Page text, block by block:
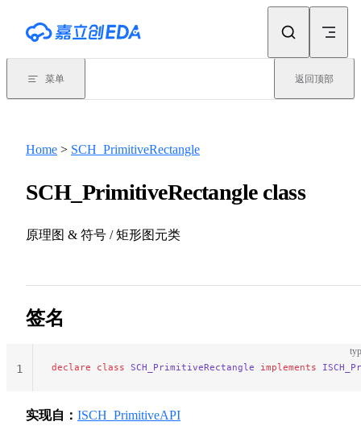
菜单 返回顶部
Home > SCH_PrimitiveRectangle
SCH_PrimitiveRectangle class
原理图 & 符号 / 矩形图元类
签名
declare class SCH_PrimitiveRectangle implements
1
实现自： ISCH_PrimitiveAPI